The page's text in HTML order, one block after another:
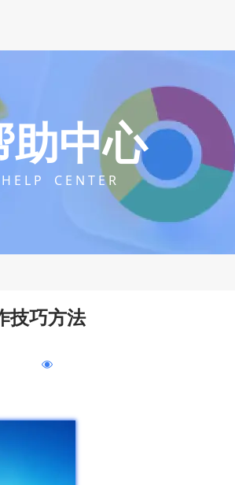
助中心
H E L P C E N T E R
技巧方法